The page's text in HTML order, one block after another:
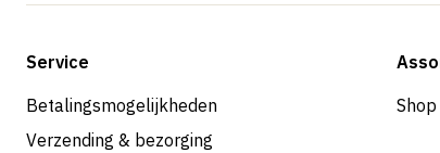
Service
Betalingsmogelijkheden
Verzending & bezorging
Shop